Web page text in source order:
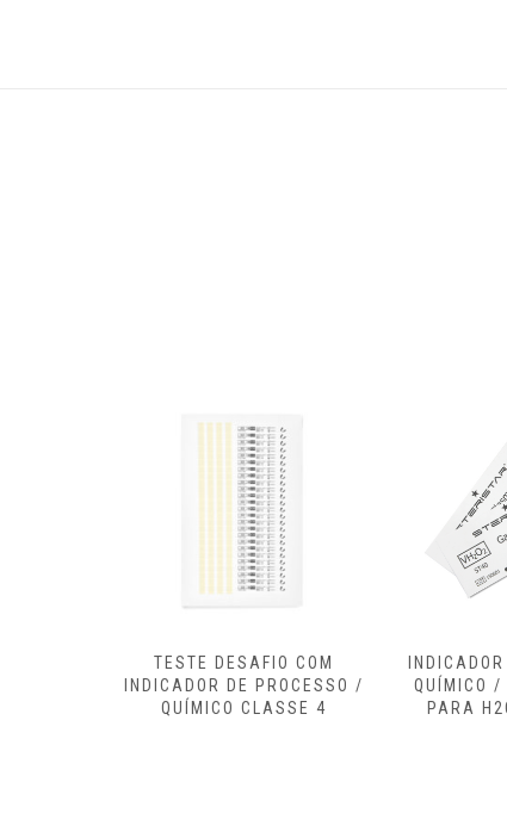
INDICADOR / INTEGRADOR
QUÍMICO / DE PROCESSO
PARA H2O2 CLASSE 5
QUÍMICO/
PARA